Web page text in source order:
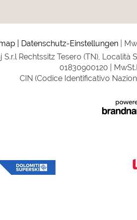
Datenschutz-Einstellungen
Rechtssitz Tesero (TN),
01830900120 |
CIN (Codice Identificativo